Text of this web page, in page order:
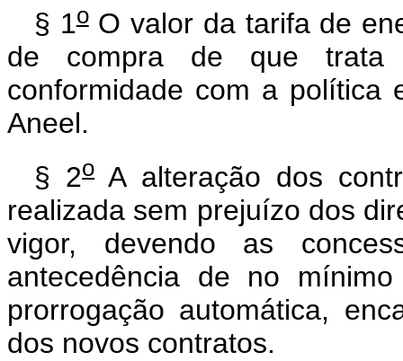
§ 1oO valor da tarifa de
de compra de que
conformidade com a política
Aneel.
§ 2oA alteração dos
realizada sem prejuízo dos
vigor, devendo as
antecedência de no
prorrogação automática,
dos novos contratos.